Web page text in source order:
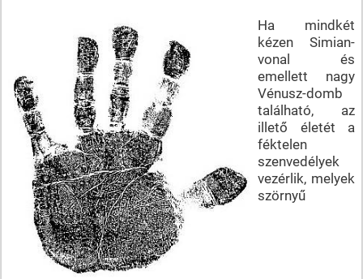
Ha mindkét
kézen Simian-
vonal és
emellett nagy
Vénusz-domb
található, az
illető életét a
féktelen
szenvedélyek
vezérlik, melyek
szörnyű